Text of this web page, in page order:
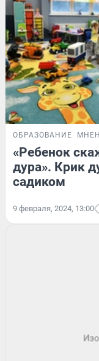
ОБРАЗОВАНИЕ
«Ребенок
дура». Крик
садиком
9 февраля, 2024, 13:00